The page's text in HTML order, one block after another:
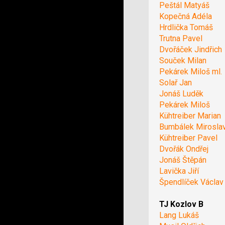
Peštál Matyáš
Kopečná Adéla
Hrdlička Tomáš
Trutna Pavel
Dvořáček Jindřich
Souček Milan
Pekárek Miloš ml.
Solař Jan
Jonáš Luděk
Pekárek Miloš
Kühtreiber Marian
Bumbálek
Kühtreiber Pavel
Dvořák Ondřej
Jonáš Štěpán
Lavička Jiří
Špendlíček Václav
TJ Kozlov B
Lang Lukáš